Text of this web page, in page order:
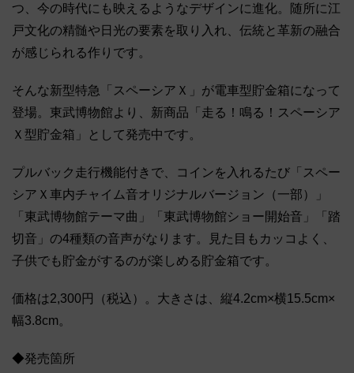
つ、今の時代にも映えるようなデザインに進化。随所に江
戸文化の精髄や日光の要素を取り入れ、伝統と革新の融合
が感じられる作りです。
そんな新型特急「スペーシアＸ」が電車型貯金箱になって
登場。東武博物館より、新商品「走る！鳴る！スペーシア
Ｘ型貯金箱」として発売中です。
プルバック走行機能付きで、コインを入れるたび「スペー
シアＸ車内チャイム音オリジナルバージョン（一部）」
「東武博物館テーマ曲」「東武博物館ショー開始音」「踏
切音」の4種類の音声がなります。見た目もカッコよく、
子供でも貯金がするのが楽しめる貯金箱です。
価格は2,300円（税込）。大きさは、縦4.2cm×横15.5cm×
幅3.8cm。
◆発売箇所